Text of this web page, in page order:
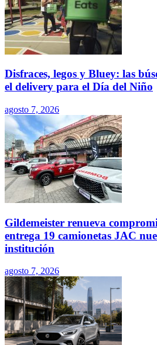
Disfraces, legos y Bluey: las
el delivery para el Día del Niño
agosto 7, 2026
Gildemeister renueva
entrega 19 camionetas JAC
institución
agosto 7, 2026